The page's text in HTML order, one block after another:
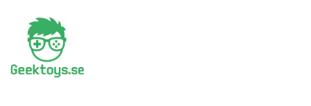
Hoppa
innehåll